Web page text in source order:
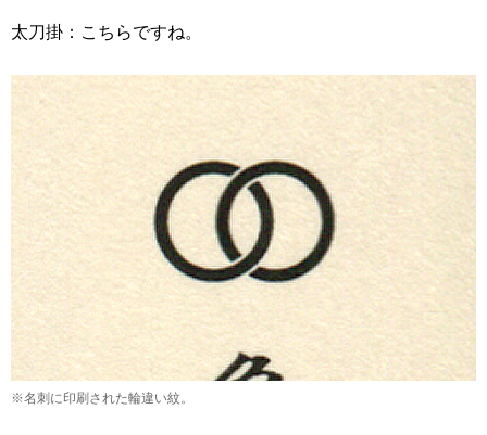
太刀掛：こちらですね。
※名刺に印刷された輪違い紋。